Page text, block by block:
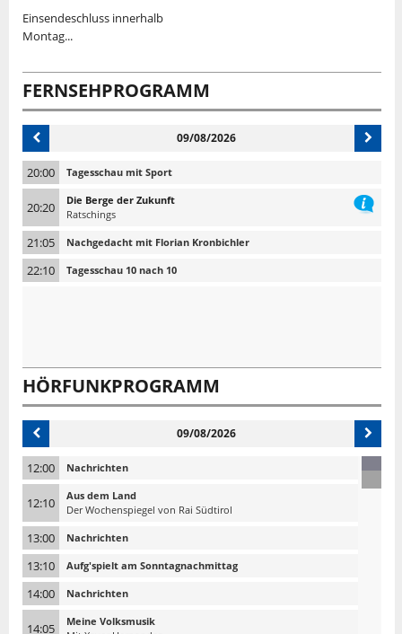
Einsendeschluss innerhalb
Montag...
FERNSEHPROGRAMM
09/08/2026
20:00 Tagesschau mit Sport
20:20
Die Berge der Zukunft
Ratschings
21:05 Nachgedacht mit Florian Kronbichler
22:10 Tagesschau 10 nach 10
HÖRFUNKPROGRAMM
09/08/2026
12:00 Nachrichten
12:10
Aus dem Land
Der Wochenspiegel von Rai Südtirol
13:00 Nachrichten
13:10 Aufg'spielt am Sonntagnachmittag
14:00 Nachrichten
14:05
Meine Volksmusik